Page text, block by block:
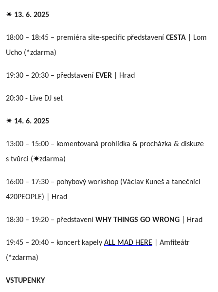
✷ 13. 6. 2025
18:00 – 18:45 – premiéra site-specific představení CESTA
| Lom
Ucho (*zdarma)
19:30 – 20:30 – představení EVER | Hrad
20:30 - Live DJ set
✷ 14. 6. 2025
13:00 – 15:00 – komentovaná prohlídka & procházka & diskuze
s tvůrci (✷zdarma)
16:00 – 17:30 – pohybový workshop (Václav Kuneš a tanečníci
420PEOPLE) | Hrad
18:30 – 19:20 – představení WHY THINGS GO WRONG | Hrad
19:45 – 20:40 – koncert kapely ALL MAD HERE | Amfiteátr
(*zdarma)
VSTUPENKY